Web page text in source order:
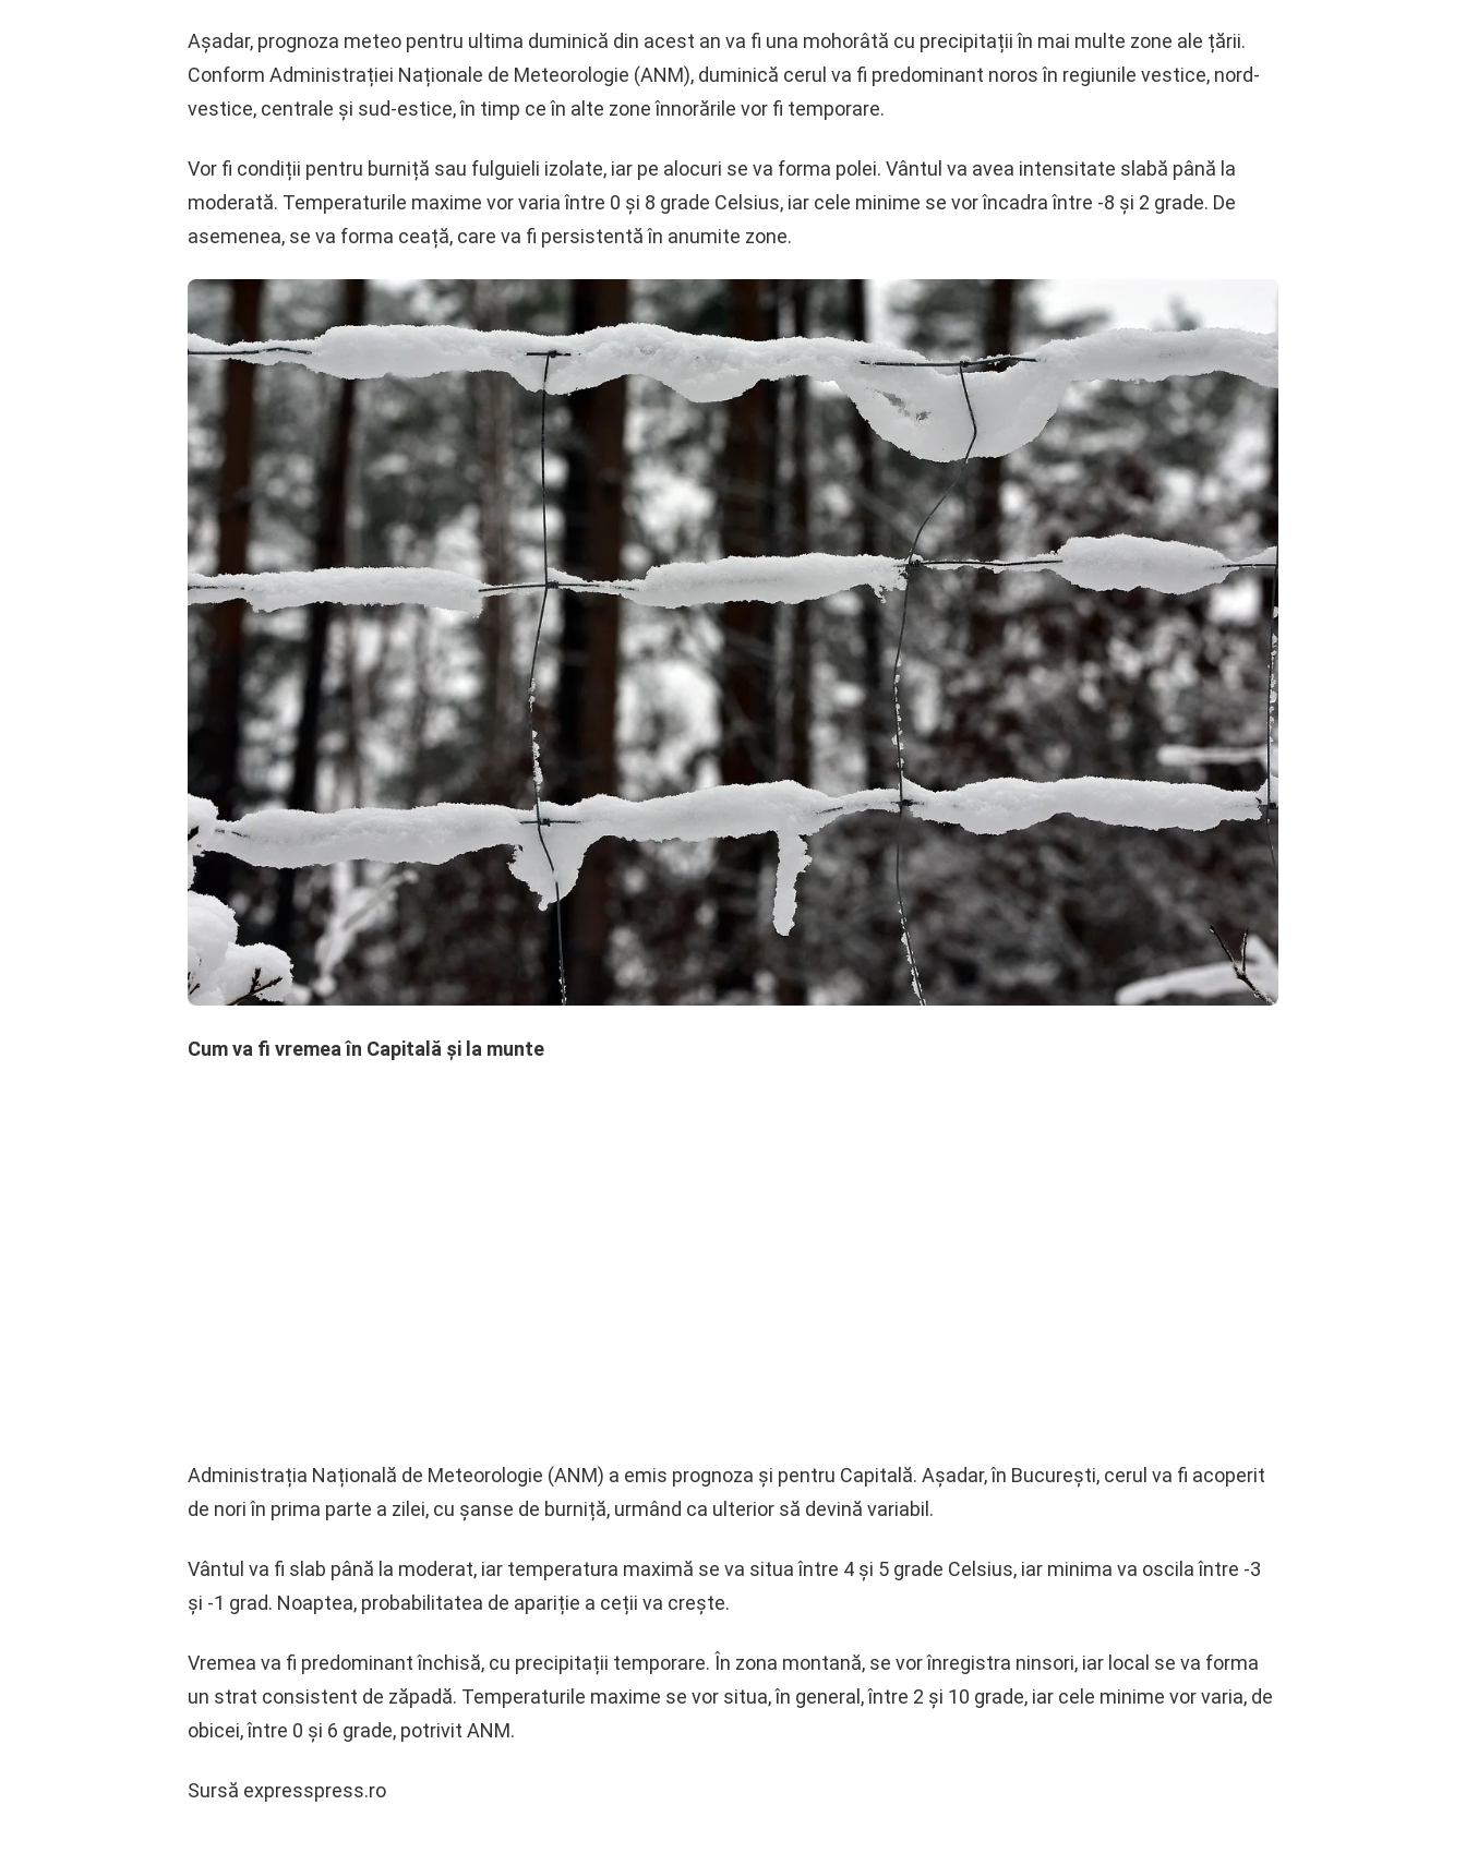
Așadar, prognoza meteo pentru ultima duminică din acest an va fi una mohorâtă cu precipitații în mai multe zone ale țării.
Conform Administrației Naționale de Meteorologie (ANM), duminică cerul va fi predominant noros în regiunile vestice, nord-
vestice, centrale și sud-estice, în timp ce în alte zone înnorările vor fi temporare.
Vor fi condiții pentru burniță sau fulguieli izolate, iar pe alocuri se va forma polei. Vântul va avea intensitate slabă până la
moderată. Temperaturile maxime vor varia între 0 și 8 grade Celsius, iar cele minime se vor încadra între -8 și 2 grade. De
asemenea, se va forma ceață, care va fi persistentă în anumite zone.
Cum va fi vremea în Capitală și la munte
Administrația Națională de Meteorologie (ANM) a emis prognoza și pentru Capitală. Așadar, în București, cerul va fi acoperit
de nori în prima parte a zilei, cu șanse de burniță, urmând ca ulterior să devină variabil.
Vântul va fi slab până la moderat, iar temperatura maximă se va situa între 4 și 5 grade Celsius, iar minima va oscila între -3
și -1 grad. Noaptea, probabilitatea de apariție a ceții va crește.
Vremea va fi predominant închisă, cu precipitații temporare. În zona montană, se vor înregistra ninsori, iar local se va forma
un strat consistent de zăpadă. Temperaturile maxime se vor situa, în general, între 2 și 10 grade, iar cele minime vor varia, de
obicei, între 0 și 6 grade, potrivit ANM.
Sursă expresspress.ro